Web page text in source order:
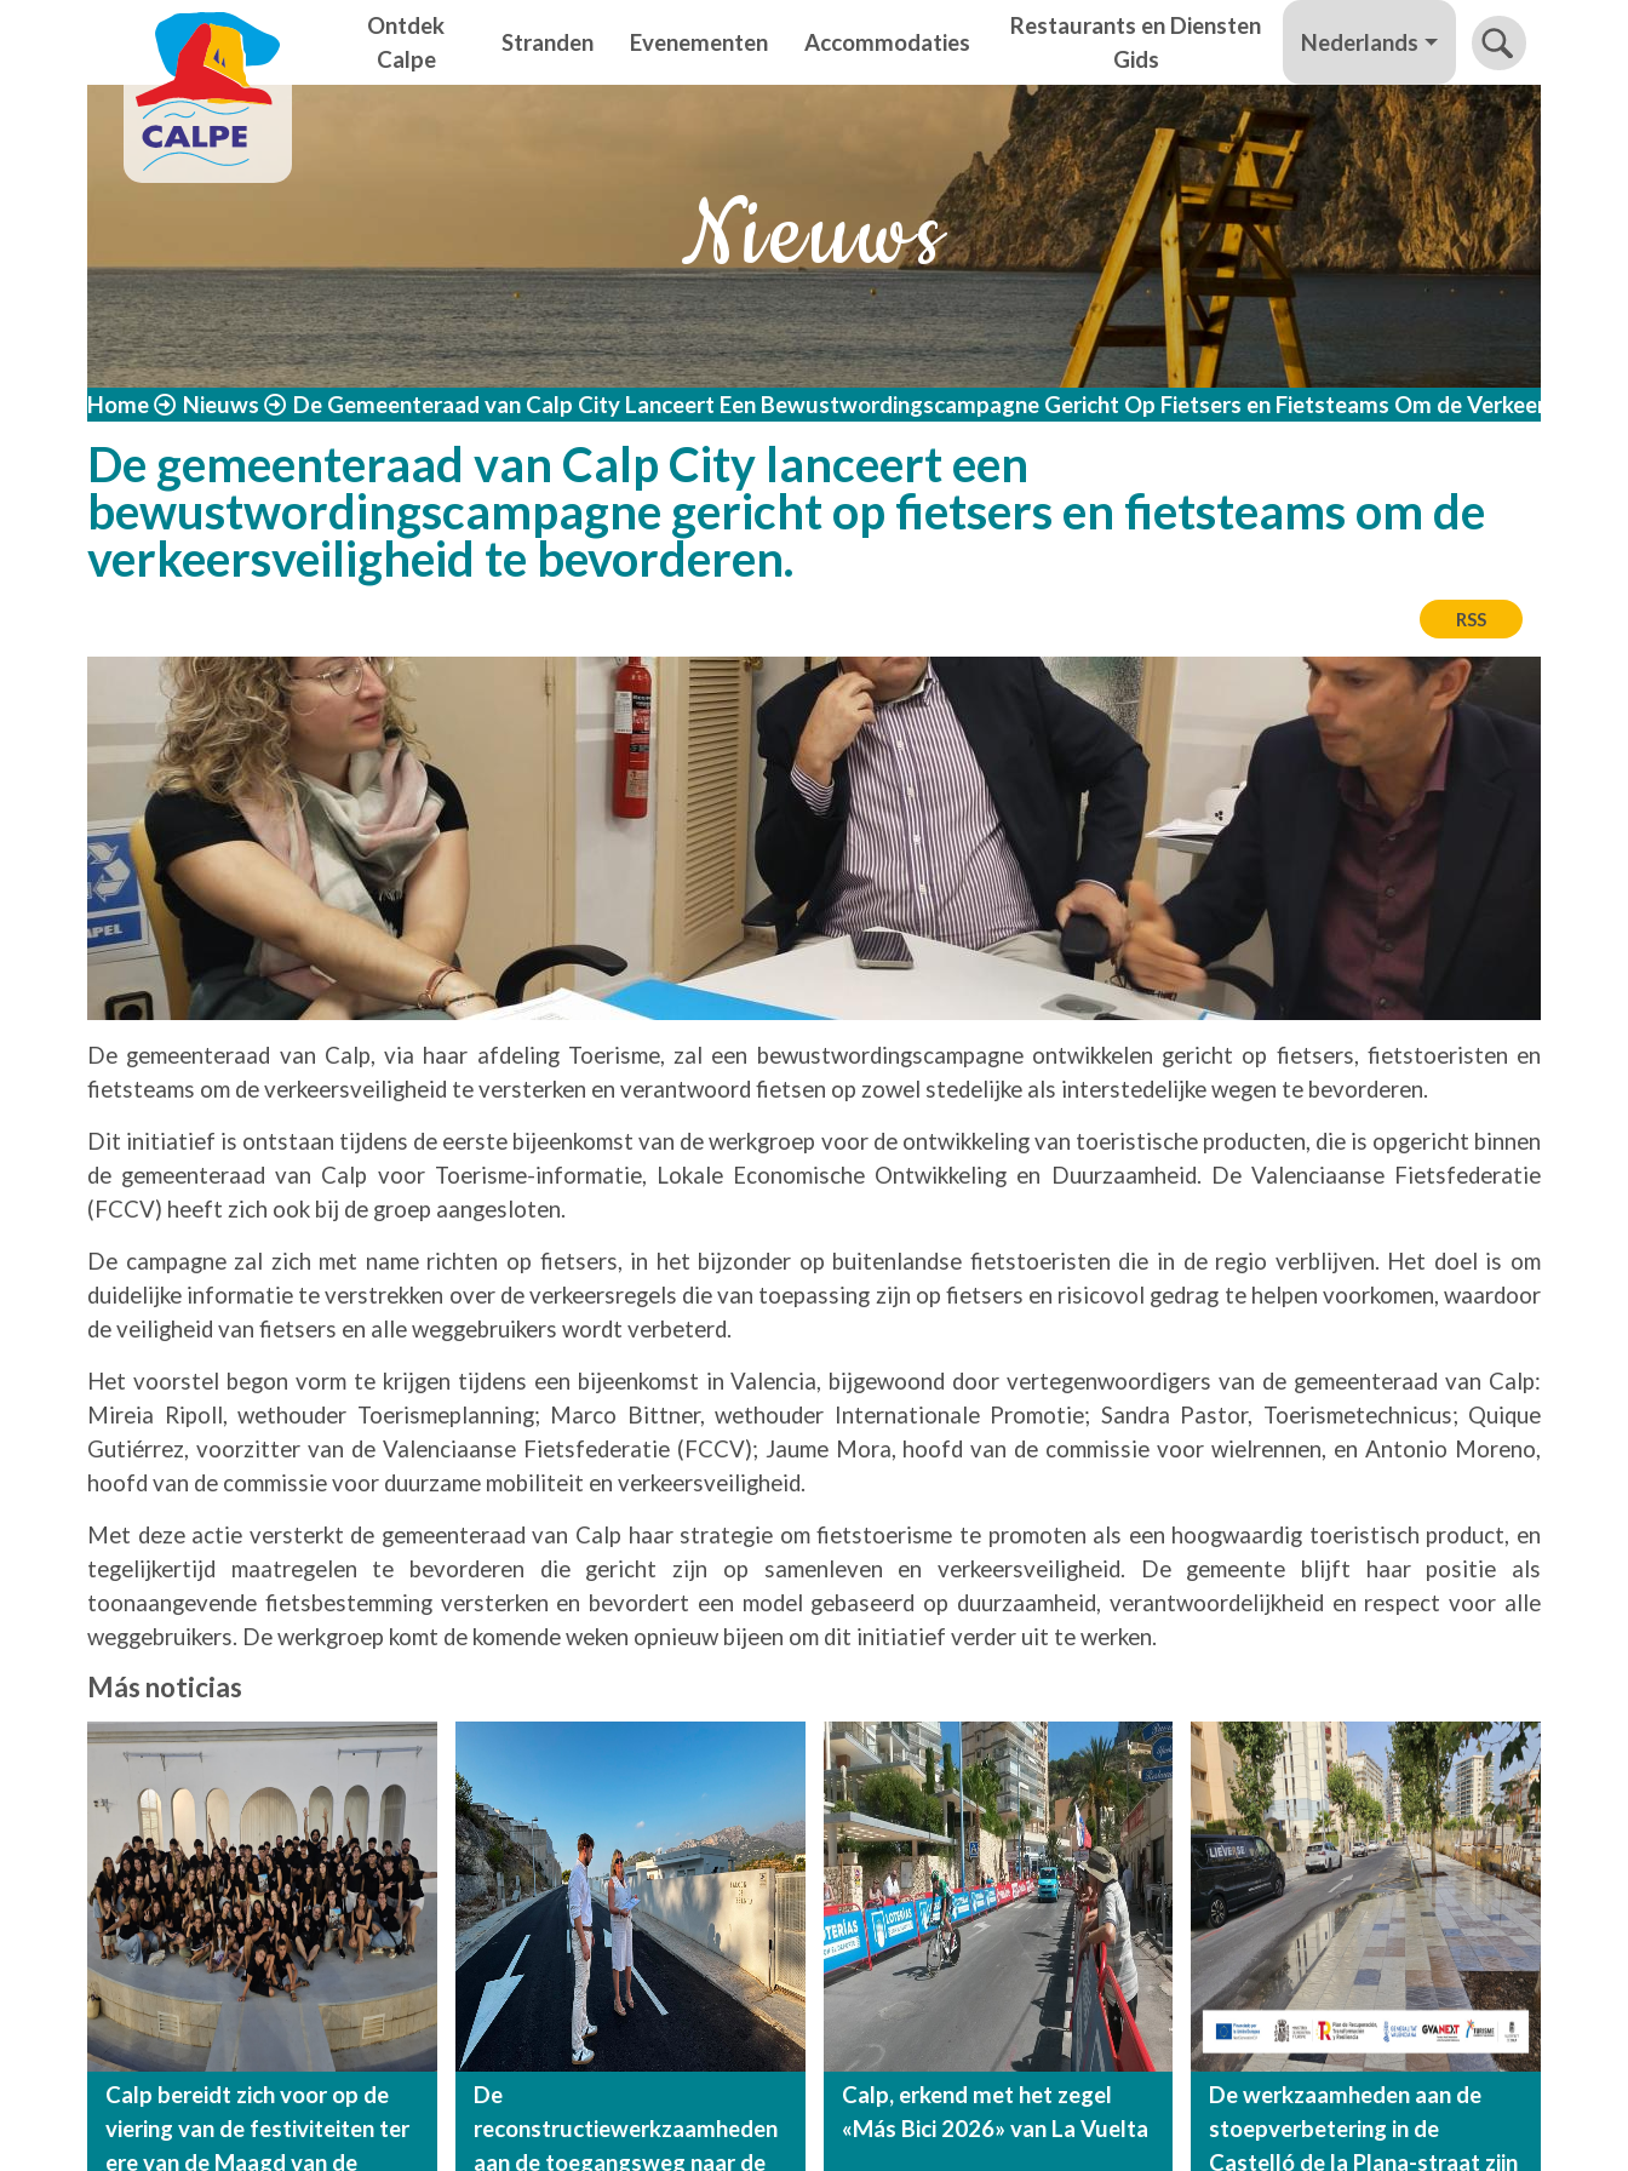
Overslaan en naar de inhoud gaan Navegación principal
Ontdek
Calpe
Stranden Evenementen Accommodaties
Restaurants en Diensten
Gids
Nederlands
Nieuws
Home Nieuws De Gemeenteraad van Calp City Lanceert Een Bewustwordingscampagne Gericht Op Fietsers en Fietsteams Om de
De gemeenteraad van Calp City lanceert een
bewustwordingscampagne gericht op fietsers en fietsteams om de
verkeersveiligheid te bevorderen.
RSS
Afbeelding
De gemeenteraad van Calp, via haar afdeling Toerisme, zal een bewustwordingscampagne ontwikkelen gericht op fietsers, fietstoeristen en
fietsteams om de verkeersveiligheid te versterken en verantwoord fietsen op zowel stedelijke als interstedelijke wegen te bevorderen.
Dit initiatief is ontstaan ​​tijdens de eerste bijeenkomst van de werkgroep voor de ontwikkeling van toeristische producten, die is opgericht binnen
de gemeenteraad van Calp voor Toerisme-informatie, Lokale Economische Ontwikkeling en Duurzaamheid. De Valenciaanse Fietsfederatie
(FCCV) heeft zich ook bij de groep aangesloten.
De campagne zal zich met name richten op fietsers, in het bijzonder op buitenlandse fietstoeristen die in de regio verblijven. Het doel is om
duidelijke informatie te verstrekken over de verkeersregels die van toepassing zijn op fietsers en risicovol gedrag te helpen voorkomen, waardoor
de veiligheid van fietsers en alle weggebruikers wordt verbeterd.
Het voorstel begon vorm te krijgen tijdens een bijeenkomst in Valencia, bijgewoond door vertegenwoordigers van de gemeenteraad van Calp:
Mireia Ripoll, wethouder Toerismeplanning; Marco Bittner, wethouder Internationale Promotie; Sandra Pastor, Toerismetechnicus; Quique
Gutiérrez, voorzitter van de Valenciaanse Fietsfederatie (FCCV); Jaume Mora, hoofd van de commissie voor wielrennen, en Antonio Moreno,
hoofd van de commissie voor duurzame mobiliteit en verkeersveiligheid.
Met deze actie versterkt de gemeenteraad van Calp haar strategie om fietstoerisme te promoten als een hoogwaardig toeristisch product, en
tegelijkertijd maatregelen te bevorderen die gericht zijn op samenleven en verkeersveiligheid. De gemeente blijft haar positie als
toonaangevende fietsbestemming versterken en bevordert een model gebaseerd op duurzaamheid, verantwoordelijkheid en respect voor alle
weggebruikers. De werkgroep komt de komende weken opnieuw bijeen om dit initiatief verder uit te werken.
Más noticias
Calp bereidt zich voor op de
viering van de festiviteiten ter
ere van de Maagd van de
De
reconstructiewerkzaamheden
aan de toegangsweg naar de
Calp, erkend met het zegel
«Más Bici 2026» van La Vuelta
De werkzaamheden aan de
stoepverbetering in de
Castelló de la Plana-straat zijn